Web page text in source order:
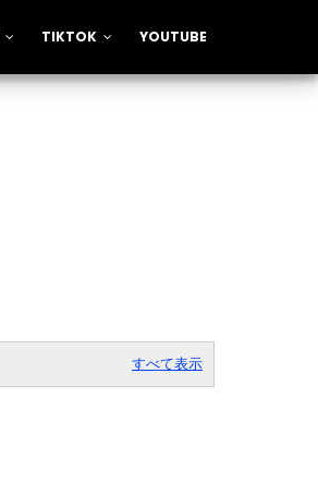
TIKTOK YOUTUBE
すべて表示